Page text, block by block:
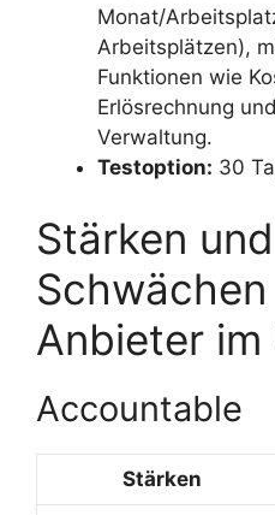
Monat/
Arbeitsplätzen),
Funktionen wie
Erlösrechnung
Verwaltung.
Testoption: 30
Stärken und
Anbieter
Accountable
Stärken